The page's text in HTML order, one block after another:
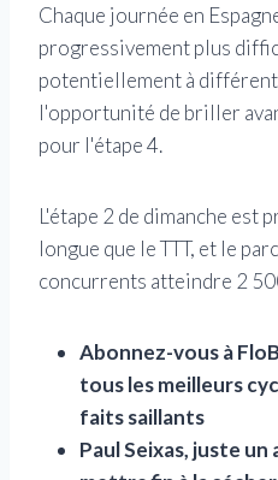
Chaque journée en
progressivement plus
potentiellement à
l'opportunité de briller
pour l'étape 4.
L'étape 2 de dimanche est
longue que le TTT, et le
concurrents atteindre 2
Abonnez-vous à
tous les meilleurs
faits saillants
Paul Seixas, juste